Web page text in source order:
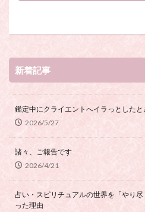
新着記事
鑑定中にクライエントへイラっとした
2026/5/27
諸々、ご報告です
2026/4/21
占い・スピリチュアルの世界を「やり
った理由